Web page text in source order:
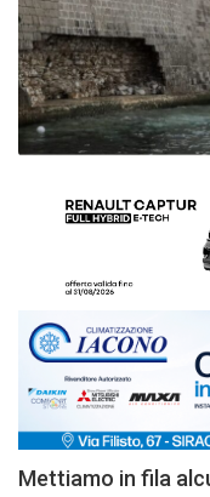
Mettiamo in fila